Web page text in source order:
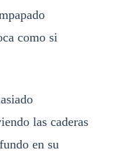
como si
las caderas
en su